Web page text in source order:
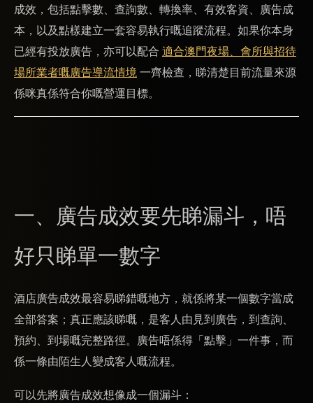
成效，包括點擊數、查詢數、轉換率、有效客資、廣告成
本，以及點樣建立一套容易執行嘅追蹤流程。如果你本身
已經有投放廣告，亦可以配合 適合澳門夜場、會所與招待
場所業者嘅廣告導流情境一齊檢查，睇清楚目前流量來源
係咪真係符合你嘅營運目標。
一、廣告成效要先睇漏斗，唔
好只睇單一數字
酒店廣告成效最容易睇錯嘅地方，就係將某一個數字當成
全部答案；真正應該睇嘅，是客人由見到廣告，到查詢、
預約、到場嘅完整路徑。廣告唔係得「點擊」一件事，而
係一條由陌生人變成客人嘅流程。
可以先將廣告成效想像成一個漏斗：